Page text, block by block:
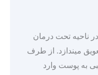
ناحیه تحت درمان
میندازد. از طرف
به پوست وارد